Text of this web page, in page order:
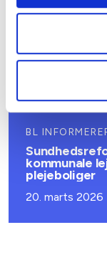
Ansvar for
BL
kommunale
plejeboliger
20. marts 2026